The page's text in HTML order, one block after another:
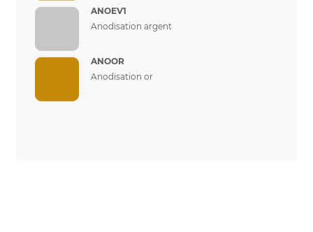
ANOEV1
Anodisation argent
ANOOR
Anodisation or